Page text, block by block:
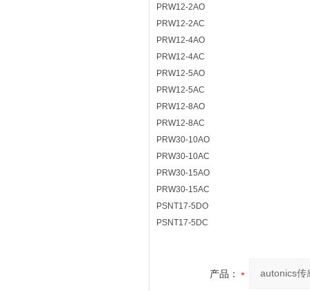
PRW12-2AO
PRW12-2AC
PRW12-4AO
PRW12-4AC
PRW12-5AO
PRW12-5AC
PRW12-8AO
PRW12-8AC
PRW30-10AO
PRW30-10AC
PRW30-15AO
PRW30-15AC
PSNT17-5DO
PSNT17-5DC
产品：